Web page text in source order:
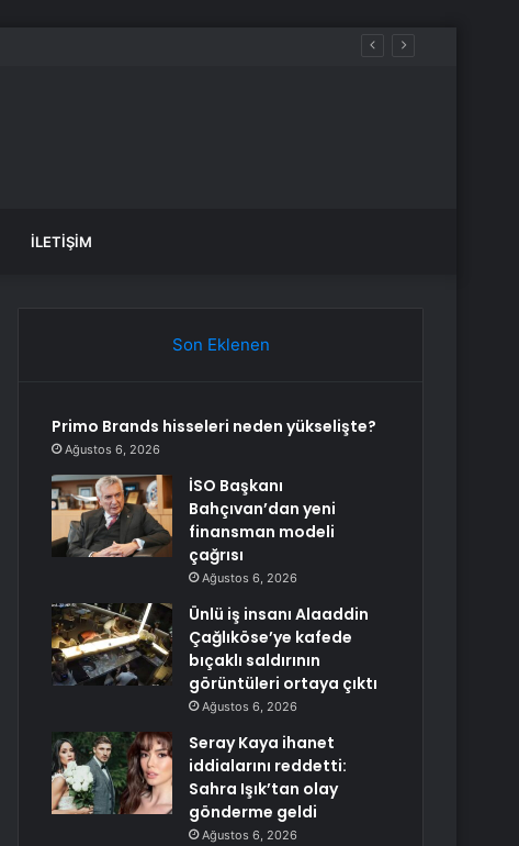
İLETIŞIM
Son Eklenen
Primo Brands hisseleri neden yükselişte?
Ağustos 6, 2026
İSO Başkanı
Bahçıvan’dan yeni
finansman modeli
çağrısı
Ağustos 6, 2026
Ünlü iş insanı Alaaddin
Çağlıköse’ye kafede
bıçaklı saldırının
görüntüleri ortaya çıktı
Ağustos 6, 2026
Seray Kaya ihanet
iddialarını reddetti:
Sahra Işık’tan olay
gönderme geldi
Ağustos 6, 2026